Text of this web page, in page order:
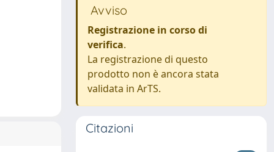
Avviso
Registrazione in corso di
verifica.
La registrazione di questo
prodotto non è ancora stata
validata in ArTS.
Citazioni